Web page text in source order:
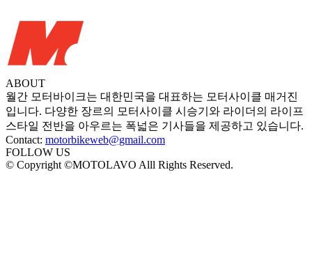
ABOUT
월간 모터바이크는 대한민국을 대표하는 모터사이클 매거진
입니다. 다양한 장르의 모터사이클 시승기와 라이더의 라이프
스타일 전반을 아우르는 폭넓은 기사들을 제공하고 있습니다.
Contact: motorbikeweb@gmail.com
FOLLOW US
© Copyright ©MOTOLAVO Alll Rights Reserved.